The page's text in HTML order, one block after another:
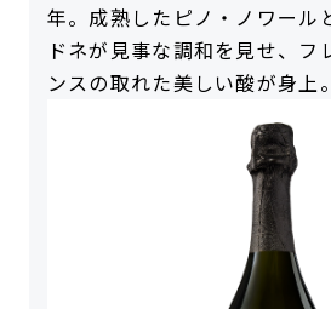
年。成熟したピノ・ノワール
ドネが見事な調和を見せ、フ
ンスの取れた美しい酸が身上。